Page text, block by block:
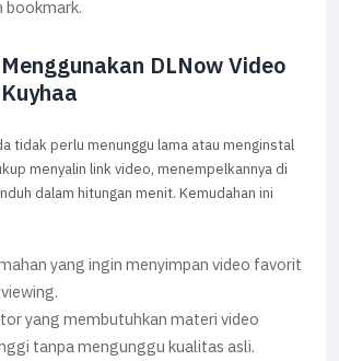
bookmark.
DLNow Video
tidak perlu menunggu lama atau menginstal
menyalin link video, menempelkannya di
dalam hitungan menit. Kemudahan ini
yang ingin menyimpan video favorit
yang membutuhkan materi video
tanpa mengunggu kualitas asli.